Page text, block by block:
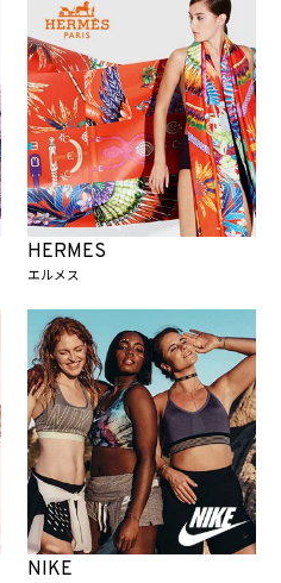
HERMES
エルメス
NIKE